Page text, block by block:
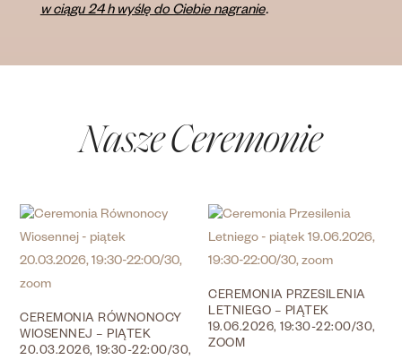
w ciągu 24 h wyślę do Ciebie nagranie.
Nasze Ceremonie
CEREMONIA RÓWNONOCY
WIOSENNEJ – PIĄTEK
20.03.2026, 19:30-22:00/30,
CEREMONIA PRZESILENIA
LETNIEGO – PIĄTEK
19.06.2026, 19:30-22:00/30,
ZOOM